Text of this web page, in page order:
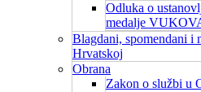
Odluka o
medalje
Blagdani, spomendani i
Hrvatskoj
Obrana
Zakon o službi u